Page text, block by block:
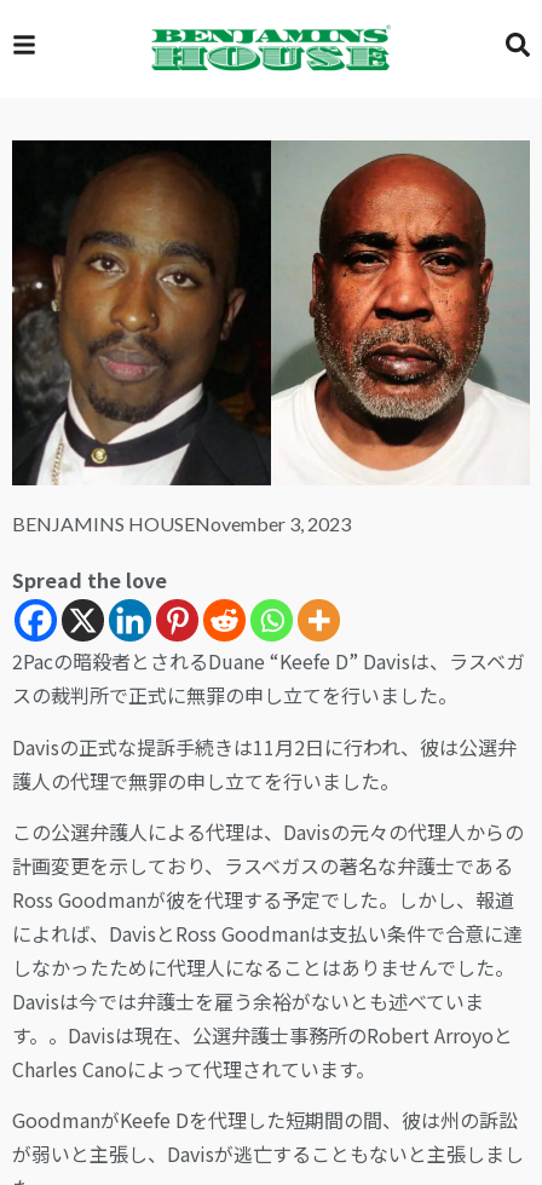
EXCLUSIVE
GLOBAL
VIDEOS
GALLERY
LOGIN
BENJAMINS HOUSENovember 3, 2023
Spread the love
2Pacの暗殺者とされるDuane “Keefe D” Davisは、ラスベガ
スの裁判所で正式に無罪の申し立てを行いました。
Davisの正式な提訴手続きは11月2日に行われ、彼は公選弁
護人の代理で無罪の申し立てを行いました。
この公選弁護人による代理は、Davisの元々の代理人からの
計画変更を示しており、ラスベガスの著名な弁護士である
Ross Goodmanが彼を代理する予定でした。しかし、報道
によれば、DavisとRoss Goodmanは支払い条件で合意に達
しなかったために代理人になることはありませんでした。
Davisは今では弁護士を雇う余裕がないとも述べていま
す。。Davisは現在、公選弁護士事務所のRobert Arroyoと
Charles Canoによって代理されています。
GoodmanがKeefe Dを代理した短期間の間、彼は州の訴訟
が弱いと主張し、Davisが逃亡することもないと主張しまし